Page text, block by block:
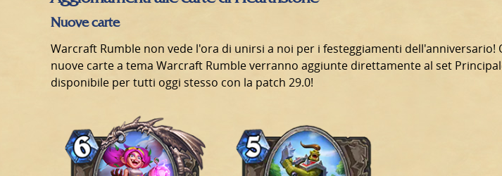
Nuove carte
Warcraft Rumble non vede l'ora di unirsi a noi per i festeggiamenti dell'anniversario!
nuove carte a tema Warcraft Rumble verranno aggiunte direttamente al set
disponibile per tutti oggi stesso con la patch 29.0!